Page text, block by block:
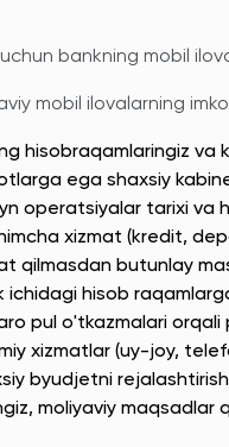
bankning mobil
mobil ilovalarning
hisobraqamlaringiz va
ega shaxsiy
operatsiyalar tarixi va
xizmat (kredit,
qilmasdan butunlay
ichidagi hisob
pul o'tkazmalari orqali
xizmatlar (uy-joy,
byudjetni
moliyaviy maqsadlar